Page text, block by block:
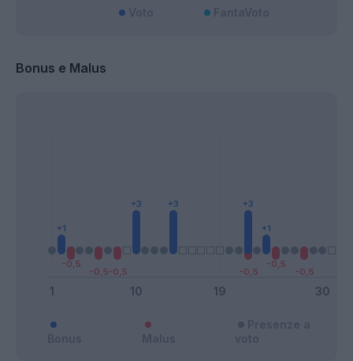
Bonus e Malus